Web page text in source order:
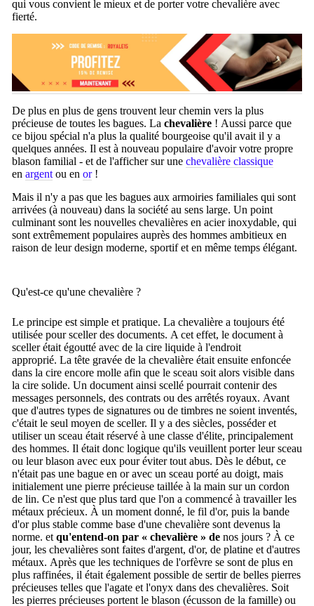
qui vous convient le mieux et de porter votre chevalière avec
fierté.
De plus en plus de gens trouvent leur chemin vers la plus
précieuse de toutes les bagues. La chevalière ! Aussi parce que
ce bijou spécial n'a plus la qualité bourgeoise qu'il avait il y a
quelques années. Il est à nouveau populaire d'avoir votre propre
blason familial - et de l'afficher sur une chevalière classique
en argent ou en or !
Mais il n'y a pas que les bagues aux armoiries familiales qui sont
arrivées (à nouveau) dans la société au sens large. Un point
culminant sont les nouvelles chevalières en acier inoxydable, qui
sont extrêmement populaires auprès des hommes ambitieux en
raison de leur design moderne, sportif et en même temps élégant.
Qu'est-ce qu'une chevalière ?
Le principe est simple et pratique. La chevalière a toujours été
utilisée pour sceller des documents. A cet effet, le document à
sceller était égoutté avec de la cire liquide à l'endroit
approprié. La tête gravée de la chevalière était ensuite enfoncée
dans la cire encore molle afin que le sceau soit alors visible dans
la cire solide. Un document ainsi scellé pourrait contenir des
messages personnels, des contrats ou des arrêtés royaux. Avant
que d'autres types de signatures ou de timbres ne soient inventés,
c'était le seul moyen de sceller. Il y a des siècles, posséder et
utiliser un sceau était réservé à une classe d'élite, principalement
des hommes. Il était donc logique qu'ils veuillent porter leur sceau
ou leur blason avec eux pour éviter tout abus. Dès le début, ce
n'était pas une bague en or avec un sceau porté au doigt, mais
initialement une pierre précieuse taillée à la main sur un cordon
de lin. Ce n'est que plus tard que l'on a commencé à travailler les
métaux précieux. À un moment donné, le fil d'or, puis la bande
d'or plus stable comme base d'une chevalière sont devenus la
norme. etqu'entend-on par « chevalière » de nos jours ? À ce
jour, les chevalières sont faites d'argent, d'or, de platine et d'autres
métaux. Après que les techniques de l'orfèvre se sont de plus en
plus raffinées, il était également possible de sertir de belles pierres
précieuses telles que l'agate et l'onyx dans des chevalières. Soit
les pierres précieuses portent le blason (écusson de la famille) ou